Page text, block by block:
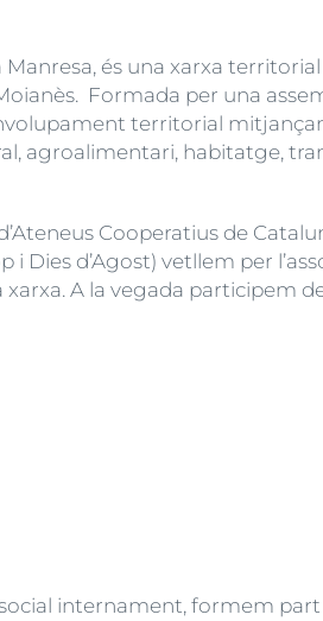
és una xarxa
Formada per una
territorial
agroalimentari, habitatge,
Cooperatius de
i Dies d’Agost) vetllem per
A la vegada participem
internament, formem part